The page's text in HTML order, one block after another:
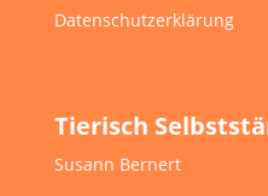
Datenschutzerklärung
Tierisch
Susann Bernert